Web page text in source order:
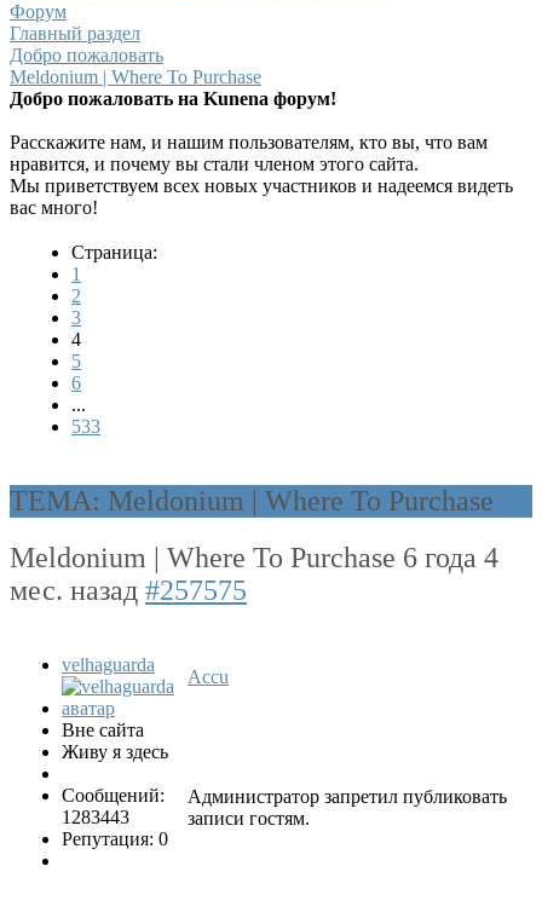
Форум
Главный раздел
Добро пожаловать
Meldonium | Where To Purchase
Добро пожаловать на Kunena форум!
Расскажите нам, и нашим пользователям, кто вы, что вам
нравится, и почему вы стали членом этого сайта.
Мы приветствуем всех новых участников и надеемся видеть
вас много!
Страница:
1
2
3
4
5
6
...
533
ТЕМА: Meldonium | Where To Purchase
Meldonium | Where To Purchase 6 года 4
мес. назад #257575
velhaguarda
Вне сайта
Живу я здесь
Сообщений:
1283443
Репутация: 0
Accu
Администратор запретил публиковать
записи гостям.